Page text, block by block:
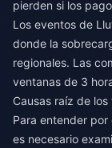
pierden si los
Los eventos de
donde la
regionales. Las
ventanas de 3
Causas raíz de
Para entender
es necesario